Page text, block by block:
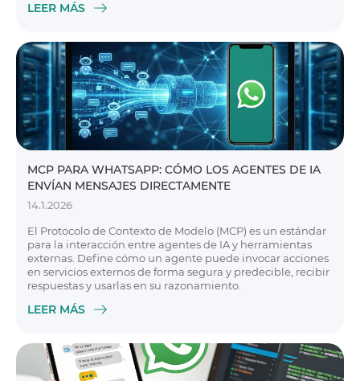
LEER MÁS
MCP PARA WHATSAPP: CÓMO LOS AGENTES DE IA
ENVÍAN MENSAJES DIRECTAMENTE
14.1.2026
El Protocolo de Contexto de Modelo (MCP) es un estándar
para la interacción entre agentes de IA y herramientas
externas. Define cómo un agente puede invocar acciones
en servicios externos de forma segura y predecible, recibir
respuestas y usarlas en su razonamiento.
LEER MÁS